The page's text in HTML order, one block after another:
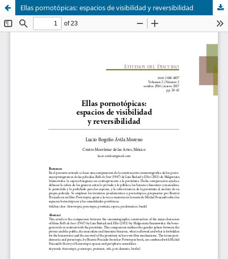
Ellas pornotópicas: espacios de visibilidad y reversibilidad